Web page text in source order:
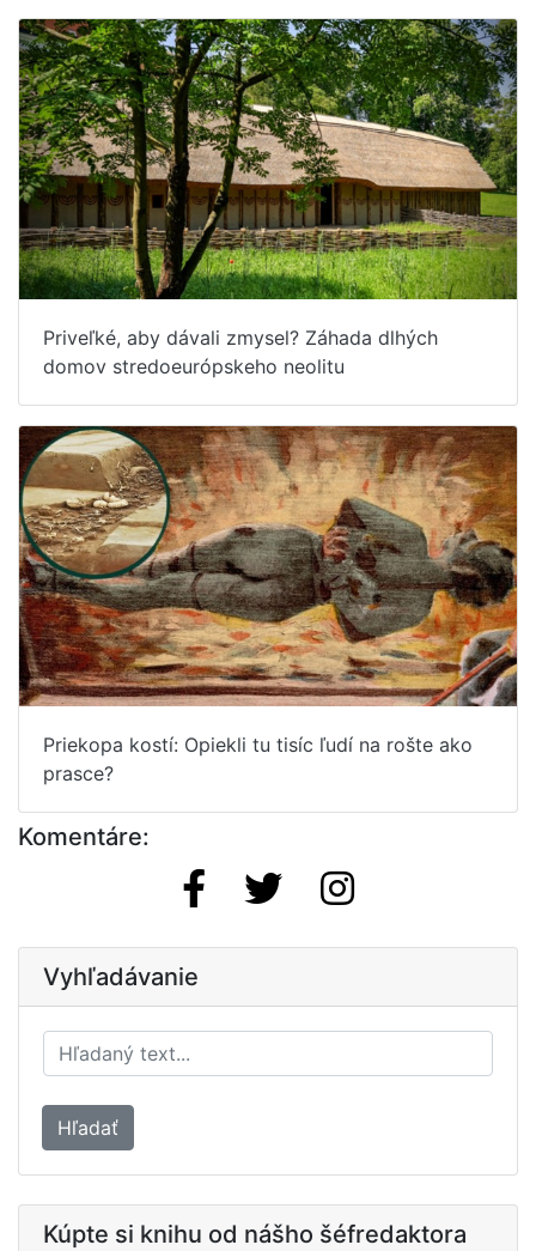
Priveľké, aby dávali zmysel? Záhada dlhých
domov stredoeurópskeho neolitu
Priekopa kostí: Opiekli tu tisíc ľudí na rošte ako
prasce?
Komentáre:
Vyhľadávanie
Hľadať
Kúpte si knihu od nášho šéfredaktora